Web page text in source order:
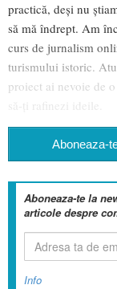
practică, deși nu
să mă îndrept. Am
curs de jurnalism
turismului istoric.
proiect ai nevoie de
să-ți rafinezi ideile.
Aboneaza-
Aboneaza-te la
articole despre
Info